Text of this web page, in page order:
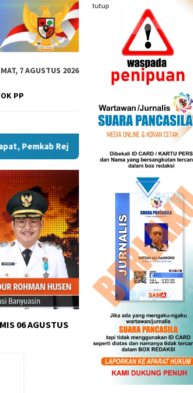
tutup
7 AGUSTUS 2026
PP
Ke-81 Plt Bupati Hadiri
06 AGUSTUS